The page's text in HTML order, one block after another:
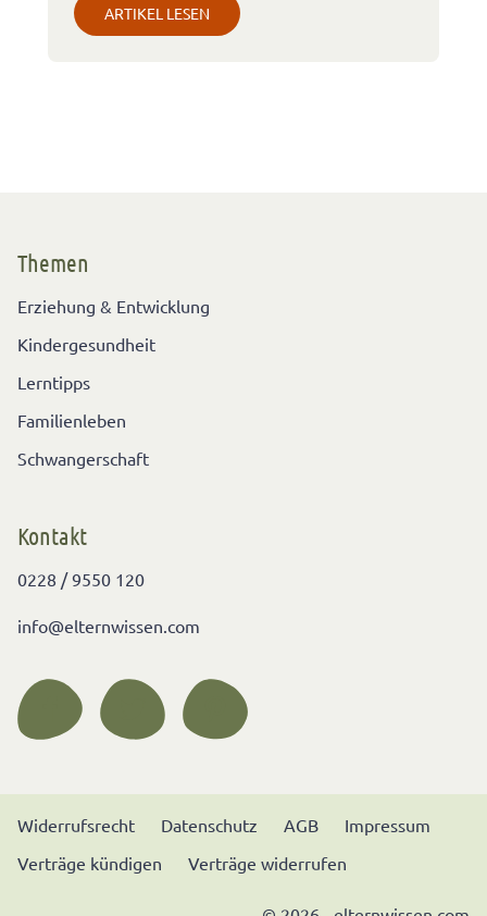
ARTIKEL LESEN
Themen
Erziehung & Entwicklung
Kindergesundheit
Lerntipps
Familienleben
Schwangerschaft
Kontakt
0228 / 9550 120
info@elternwissen.com
Widerrufsrecht Datenschutz AGB
Impressum
Verträge kündigen
Verträge widerrufen